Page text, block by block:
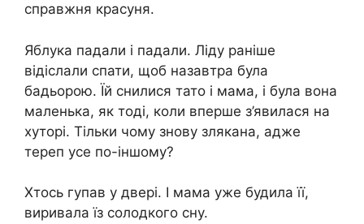
справжня красуня.
Яблука падали і падали. Ліду раніше
відіслали спати, щоб назавтра була
бадьорою. Їй снилися тато і мама, і була вона
маленька, як тоді, коли вперше з’явилася на
хуторі. Тільки чому знову злякана, адже
тереп усе по-іншому?
Хтось гупав у двері. І мама уже будила її,
виривала їз солодкого сну.